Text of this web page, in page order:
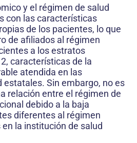
y el régimen de salud
con las características
de los pacientes, lo que
de afiliados al régimen
a los estratos
características de la
atendida en las
estatales. Sin embargo, no es
relación entre el régimen de
debido a la baja
diferentes al régimen
la institución de salud